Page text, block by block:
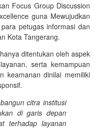
Focus Group Discussion
guna Mewujudkan
petugas informasi dan
Kota Tangerang.
ditentukan oleh aspek
serta kemampuan
keamanan dinilai memiliki
citra institusi
di garis depan
terhadap layanan